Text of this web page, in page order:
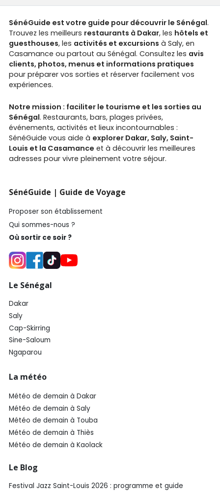
SénéGuide est votre guide pour découvrir le Sénégal.
Trouvez les meilleurs restaurants à Dakar, les hôtels et
guesthouses, les activités et excursions à Saly, en
Casamance ou partout au Sénégal. Consultez les avis
clients, photos, menus et informations pratiques
pour préparer vos sorties et réserver facilement vos
expériences.
Notre mission : faciliter le tourisme et les sorties au
Sénégal. Restaurants, bars, plages privées,
événements, activités et lieux incontournables :
SénéGuide vous aide à explorer Dakar, Saly, Saint-
Louis et la Casamance et à découvrir les meilleures
adresses pour vivre pleinement votre séjour.
SénéGuide | Guide de Voyage
Proposer son établissement
Qui sommes-nous ?
Où sortir ce soir ?
Le Sénégal
Dakar
Saly
Cap-Skirring
Sine-Saloum
Ngaparou
La météo
Météo de demain à Dakar
Météo de demain à Saly
Météo de demain à Touba
Météo de demain à Thiès
Météo de demain à Kaolack
Le Blog
Festival Jazz Saint-Louis 2026 : programme et guide